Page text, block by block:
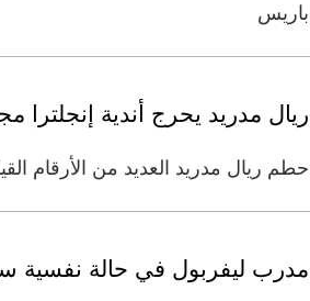
باريس
ريال مدريد يحرج أندية إنجلترا
حطم ريال مدريد العديد من الأرقام القياسية في ليلة التتويج
مدرب ليفربول في حالة نفسية